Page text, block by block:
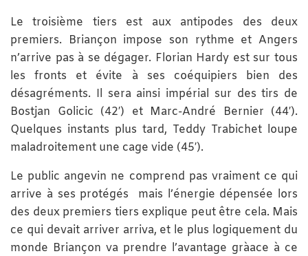
Le troisième tiers est aux antipodes des deux
premiers. Briançon impose son rythme et Angers
n’arrive pas à se dégager. Florian Hardy est sur tous
les fronts et évite à ses coéquipiers bien des
désagréments. Il sera ainsi impérial sur des tirs de
Bostjan Golicic (42′) et Marc-André Bernier (44′).
Quelques instants plus tard, Teddy Trabichet loupe
maladroitement une cage vide (45′).
Le public angevin ne comprend pas vraiment ce qui
arrive à ses protégés mais l’énergie dépensée lors
des deux premiers tiers explique peut être cela. Mais
ce qui devait arriver arriva, et le plus logiquement du
monde Briançon va prendre l’avantage gràace à ce